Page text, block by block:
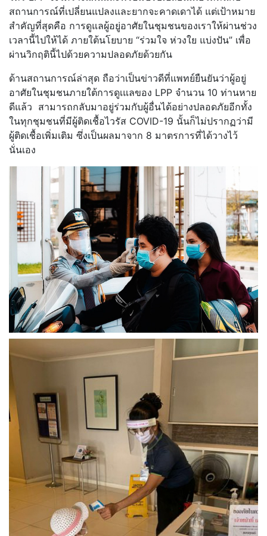
สถานการณ์ที่เปลี่ยนแปลงและยากจะคาดเดาได้ แต่เป้าหมาย
สำคัญที่สุดคือ การดูแลผู้อยู่อาศัยในชุมชนของเราให้ผ่านช่วง
เวลานี้ไปให้ได้ ภายใต้นโยบาย “ร่วมใจ ห่วงใย แบ่งปัน” เพื่อ
ผ่านวิกฤตินี้ไปด้วยความปลอดภัยด้วยกัน
ด้านสถานการณ์ล่าสุด ถือว่าเป็นข่าวดีที่แพทย์ยืนยันว่าผู้อยู่
อาศัยในชุมชนภายใต้การดูเแลของ LPP จำนวน 10 ท่านหาย
ดีแล้ว สามารถกลับมาอยู่ร่วมกับผู้อื่นได้อย่างปลอดภัยอีกทั้ง
ในทุกชุมชนที่มีผู้ติดเชื้อไวรัส COVID-19 นั้นก็ไม่ปรากฏว่ามี
ผู้ติดเชื้อเพิ่มเติม ซึ่งเป็นผลมาจาก 8 มาตรการที่ได้วางไว้
นั่นเอง